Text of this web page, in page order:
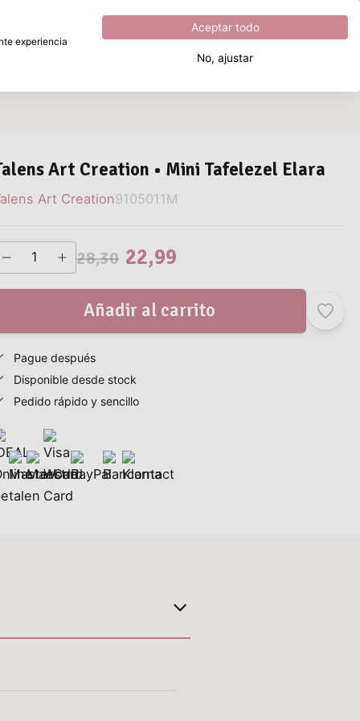
Excelente 4.8sobre5
Art Creation • Mini Tafelezel Elara
Art Creation9105011M
28,30 22,99
Añadir al carrito
Pague después
Disponible desde stock
Pedido rápido y sencillo
experiencia
Aceptar todo
No, ajustar